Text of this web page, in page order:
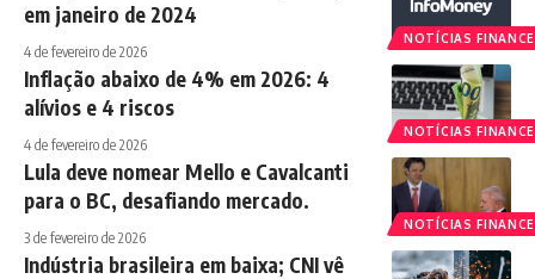
NOTÍCIAS
em janeiro de 2024
4 de fevereiro de 2026
NOTÍCIAS
Inflação abaixo de 4% em 2026: 4
alívios e 4 riscos
4 de fevereiro de 2026
NOTÍCIAS
Lula deve nomear Mello e Cavalcanti
para o BC, desafiando mercado.
3 de fevereiro de 2026
Indústria brasileira em baixa; CNI vê